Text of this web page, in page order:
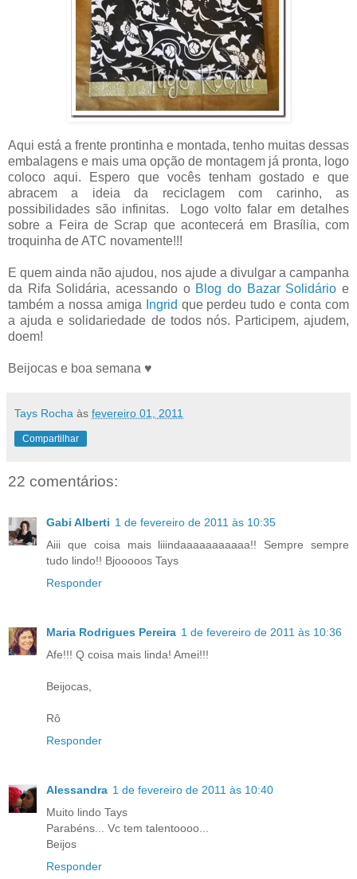
Aqui está a frente prontinha e montada, tenho muitas dessas
embalagens e mais uma opção de montagem já pronta, logo
coloco aqui. Espero que vocês tenham gostado e que
abracem a ideia da reciclagem com carinho, as
possibilidades são infinitas. Logo volto falar em detalhes
sobre a Feira de Scrap que acontecerá em Brasília, com
troquinha de ATC novamente!!!
E quem ainda não ajudou, nos ajude a divulgar a campanha
da Rifa Solidária, acessando o Blog do Bazar Solidário e
também a nossa amiga
Ingrid que perdeu tudo e conta com
a ajuda e solidariedade de todos nós. Participem, ajudem,
doem!
Beijocas e boa semana ♥
Tays Rocha às fevereiro 01, 2011
Compartilhar
22 comentários:
Gabi Alberti 1 de fevereiro de 2011 às 10:35
Aiii que coisa mais liiindaaaaaaaaaaa!! Sempre sempre
tudo lindo!! Bjooooos Tays
Responder
Maria Rodrigues Pereira 1 de fevereiro de 2011 às 10:36
Afe!!! Q coisa mais linda! Amei!!!
Beijocas,
Rô
Responder
Alessandra 1 de fevereiro de 2011 às 10:40
Muito lindo Tays
Parabéns... Vc tem talentoooo...
Beijos
Responder